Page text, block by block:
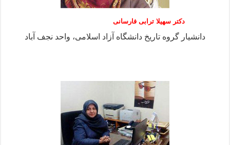
دکتر سهیلا ترابی فارسانی
دانشیار گروه تاریخ دانشگاه آزاد اسلامی، واحد نجف آباد